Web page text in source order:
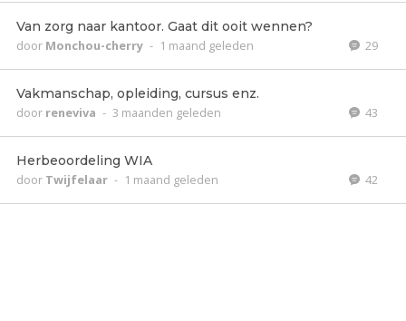
Van zorg naar kantoor. Gaat dit ooit wennen?
door Monchou-cherry - 1 maand geleden 29
Vakmanschap, opleiding, cursus enz.
door reneviva - 3 maanden geleden 43
Herbeoordeling WIA
door Twijfelaar - 1 maand geleden 42